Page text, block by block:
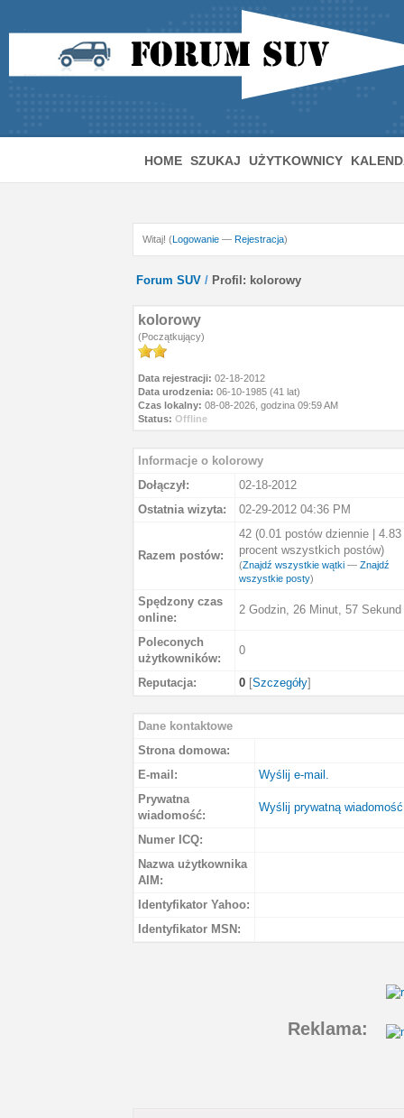
HOME SZUKAJ UŻYTKOWNICY
Witaj! (Logowanie — Rejestracja)
Forum SUV / Profil: kolorowy
kolorowy
(Początkujący)
Data rejestracji: 02-18-2012
Data urodzenia: 06-10-1985 (41 lat)
Czas lokalny: 08-08-2026, godzina 09:59 AM
Status: Offline
Informacje o kolorowy
Dołączył:
02-18-2012
Ostatnia wizyta:
02-29-2012 04:36 PM
Razem postów:
42 (0.01 postów dziennie | 4.83
procent wszystkich postów)
(Znajdź wszystkie wątki — Znajdź
wszystkie posty)
Spędzony czas
online:
2 Godzin, 26 Minut, 57 Sekund
Poleconych
użytkowników:
0
Reputacja: 0 [Szczegóły]
Dane kontaktowe
Strona domowa:
E-mail:
Wyślij e-mail.
Prywatna
wiadomość:
Wyślij prywatną
Numer ICQ:
Nazwa użytkownika
AIM:
Identyfikator Yahoo:
Identyfikator MSN:
Reklama: